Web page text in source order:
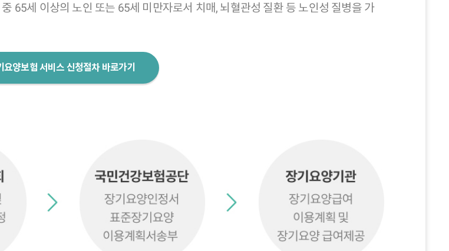
65세 이상의 노인 또는 65세 미만자로서 치매, 뇌혈관성 질환 등 노인성 질병을 가
요양보험 서비스 신청절차 바로가기